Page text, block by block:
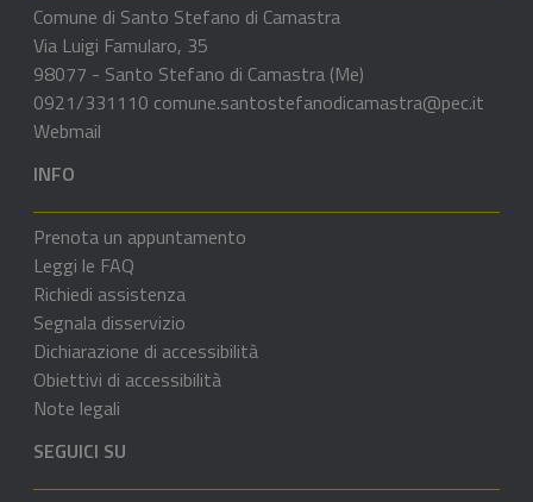
Comune di Santo Stefano di Camastra
Via Luigi Famularo, 35
98077 - Santo Stefano di Camastra (Me)
0921/331110 comune.santostefanodicamastra@pec.it
Webmail
INFO
Prenota un appuntamento
Leggi le FAQ
Richiedi assistenza
Segnala disservizio
Dichiarazione di accessibilità
Obiettivi di accessibilità
Note legali
SEGUICI SU